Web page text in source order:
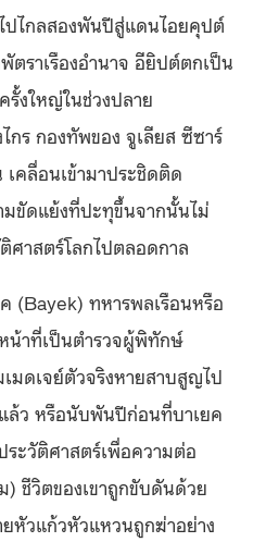
ปไกลสองพันปีสู่แดนไอยคุปต์
ตราเรืองอำนาจ อียิปต์ตกเป็น
รั้งใหญ่ในช่วงปลาย
กร กองทัพของ จูเลียส ซีซาร์
เคลื่อนเข้ามาประชิดติด
ขัดแย้งที่ปะทุขึ้นจากนั้นไม่
ศาสตร์โลกไปตลอดกาล
ค (Bayek) ทหารพลเรือนหรือ
น้าที่เป็นตำรวจผู้พิทักษ์
มดเจย์ตัวจริงหายสาบสูญไป
ว หรือนับพันปีก่อนที่บาเยค
ะวัติศาสตร์เพื่อความต่อ
) ชีวิตของเขาถูกขับดันด้วย
หัวแก้วหัวแหวนถูกฆ่าอย่าง